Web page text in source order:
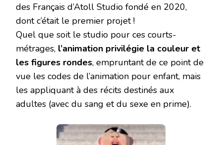
des Français d’Atoll Studio fondé en 2020,
dont c’était le premier projet !
Quel que soit le studio pour ces courts-
métrages, l’animation privilégie la couleur et
les figures rondes, empruntant de ce point de
vue les codes de l’animation pour enfant, mais
les appliquant à des récits destinés aux
adultes (avec du sang et du sexe en prime).